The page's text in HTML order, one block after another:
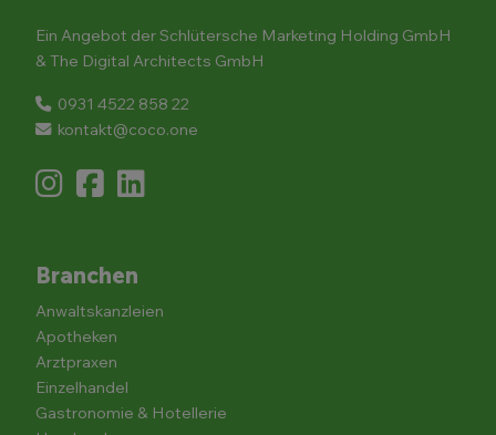
Ein Angebot der Schlütersche Marketing Holding GmbH
& The Digital Architects GmbH
0931 4522 858 22
kontakt@coco.one
Branchen
Anwaltskanzleien
Apotheken
Arztpraxen
Einzelhandel
Gastronomie & Hotellerie